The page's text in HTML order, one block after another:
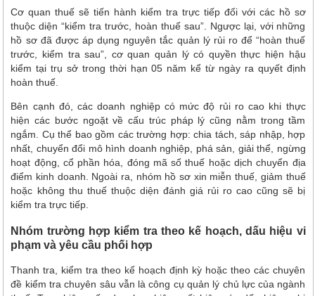
Cơ quan thuế sẽ tiến hành kiểm tra trực tiếp đối với các hồ sơ
thuộc diện “kiểm tra trước, hoàn thuế sau”. Ngược lại, với những
hồ sơ đã được áp dụng nguyên tắc quản lý rủi ro để “hoàn thuế
trước, kiểm tra sau”, cơ quan quản lý có quyền thực hiện hậu
kiểm tại trụ sở trong thời hạn 05 năm kể từ ngày ra quyết định
hoàn thuế.
Bên cạnh đó, các doanh nghiệp có mức độ rủi ro cao khi thực
hiện các bước ngoặt về cấu trúc pháp lý cũng nằm trong tầm
ngắm. Cụ thể bao gồm các trường hợp: chia tách, sáp nhập, hợp
nhất, chuyển đổi mô hình doanh nghiệp, phá sản, giải thể, ngừng
hoạt động, cổ phần hóa, đóng mã số thuế hoặc dịch chuyển địa
điểm kinh doanh. Ngoài ra, nhóm hồ sơ xin miễn thuế, giảm thuế
hoặc không thu thuế thuộc diện đánh giá rủi ro cao cũng sẽ bị
kiểm tra trực tiếp.
Nhóm trường hợp kiểm tra theo kế hoạch, dấu hiệu vi
phạm và yêu cầu phối hợp
Thanh tra, kiểm tra theo kế hoạch định kỳ hoặc theo các chuyên
đề kiểm tra chuyên sâu vẫn là công cụ quản lý chủ lực của ngành